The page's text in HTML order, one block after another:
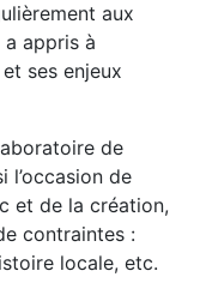
aux
a appris à
ses enjeux
de
l’occasion de
et de la création,
contraintes :
locale, etc.